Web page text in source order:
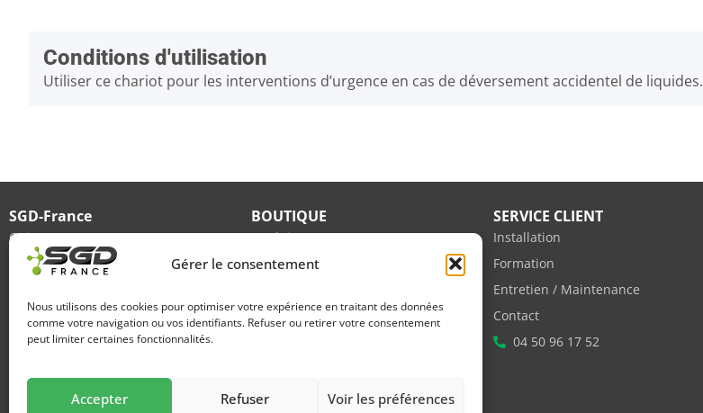
Gérer le consentement
Nous utilisons des cookies pour optimiser votre expérience en traitant des données
comme votre navigation ou vos identifiants. Refuser ou retirer votre consentement
peut limiter certaines fonctionnalités.
Accepter Refuser Voir les préférences
Conditions d'utilisation
Utiliser ce chariot pour les interventions d’urgence en cas de déversement accidentel de liquides.
SGD-France
Qui sommes-nous
Lavage / dégraissage
Environnement de production
22 avenue du Môle
BOUTIQUE
Produits
Transport / Livraison
Conditions générales de vente
SERVICE CLIENT
Installation
Formation
Entretien / Maintenance
Contact
04 50 96 17 52